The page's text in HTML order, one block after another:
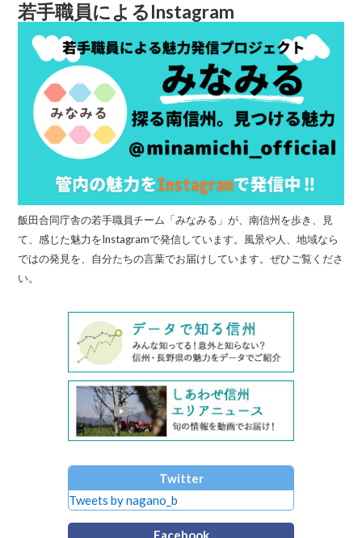
若手職員によるInstagram
飯田合同庁舎の若手職員チーム「みなみる」が、南信州を歩き、見
て、感じた魅力をInstagramで発信しています。風景や人、地域なら
ではの発見を、自分たちの言葉でお届けしています。ぜひご覧くださ
い。
Twitter
Tweets by nagano_b
Facebook